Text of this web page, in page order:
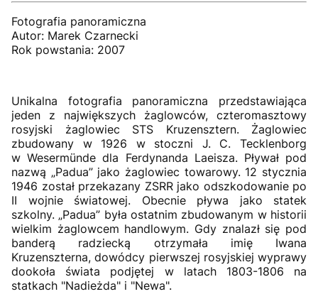
Fotografia panoramiczna
Autor: Marek Czarnecki
Rok powstania: 2007
Unikalna fotografia panoramiczna przedstawiająca
jeden z największych żaglowców, czteromasztowy
rosyjski żaglowiec STS Kruzensztern. Żaglowiec
zbudowany w 1926 w stoczni J. C. Tecklenborg
w Wesermünde dla Ferdynanda Laeisza. Pływał pod
nazwą „Padua” jako żaglowiec towarowy. 12 stycznia
1946 został przekazany ZSRR jako odszkodowanie po
II wojnie światowej. Obecnie pływa jako statek
szkolny. „Padua” była ostatnim zbudowanym w historii
wielkim żaglowcem handlowym. Gdy znalazł się pod
banderą radziecką otrzymała imię Iwana
Kruzenszterna, dowódcy pierwszej rosyjskiej wyprawy
dookoła świata podjętej w latach 1803-1806 na
statkach "Nadieżda" i "Newa".